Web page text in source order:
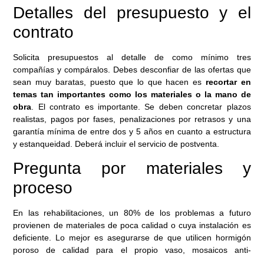
Detalles del presupuesto y el
contrato
Solicita presupuestos al detalle de como mínimo tres
compañías y compáralos. Debes desconfiar de las ofertas que
sean muy baratas, puesto que lo que hacen es recortar en
temas tan importantes como los materiales o la mano de
obra . El contrato es importante. Se deben concretar plazos
realistas, pagos por fases, penalizaciones por retrasos y una
garantía mínima de entre dos y 5 años en cuanto a estructura
y estanqueidad. Deberá incluir el servicio de postventa.
Pregunta por materiales y
proceso
En las rehabilitaciones, un 80% de los problemas a futuro
provienen de materiales de poca calidad o cuya instalación es
deficiente. Lo mejor es asegurarse de que utilicen hormigón
poroso de calidad para el propio vaso, mosaicos anti-